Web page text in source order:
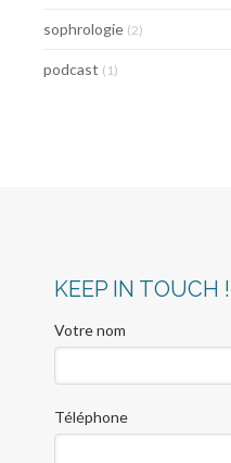
sophrologie (2)
podcast (1)
KEEP IN TOUCH !
Votre nom
Téléphone